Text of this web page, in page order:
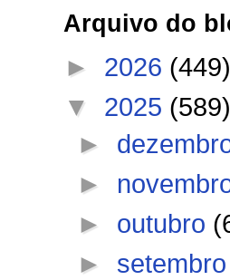
Arquivo do
► 2026 (449)
▼ 2025 (589)
►
►
► outubro
► setembro